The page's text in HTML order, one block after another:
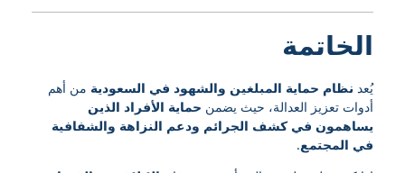
الخاتمة
يُعد نظام حماية المبلغين والشهود في السعودية من أهم
أدوات تعزيز العدالة، حيث يضمن حماية الأفراد الذين
يساهمون في كشف الجرائم ودعم النزاهة والشفافية
في المجتمع.